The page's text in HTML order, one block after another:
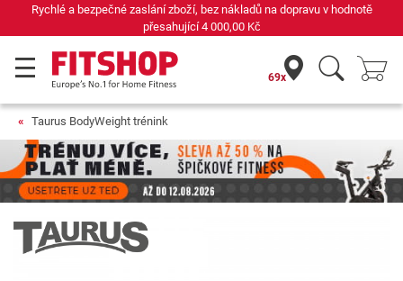
Rychlé a bezpečné zaslání zboží, bez nákladů na dopravu v hodnotě
přesahující4 000,00 Kč
69x
Taurus BodyWeight trénink